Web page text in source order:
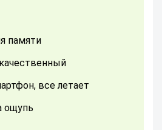
памяти
все летает
ощупь